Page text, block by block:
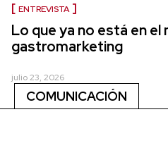
ENTREVISTA
Lo que ya no está en el
gastromarketing
julio 23, 2026
COMUNICACIÓN